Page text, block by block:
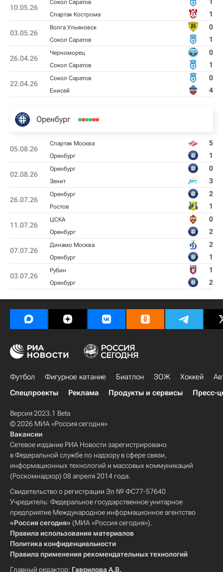
10.05.26
Сокол Саратов
Спартак Кострома 1
03.05.26
Волга Ульяновск 0
Сокол Саратов 1
26.04.26
Черноморец 0
Сокол Саратов 1
22.04.26
Сокол Саратов 0
Енисей 4
Оренбург
05.08.26
Спартак Москва 5
Оренбург 1
02.08.26
Оренбург 0
Зенит 3
26.07.26
Оренбург 2
Ростов 1
11.07.26
ЦСКА 0
Оренбург 2
07.07.26
Динамо Москва 2
Оренбург 1
03.07.26
Рубин 1
Оренбург 2
Футбол Фигурное катание Биатлон ЗОЖ Хоккей
Спецпроекты
Реклама Продукты и сервисы Пресс-
Версия 2023.1 Beta
© 2026 МИА «Россия сегодня»
Вакансии
Сетевое издание РИА Новости зарегистрировано
в Федеральной службе по надзору в сфере связи,
информационных технологий и массовых коммуникаций
(Роскомнадзор) 08 апреля 2014 года.
Свидетельство о регистрации Эл № ФС77-57640
Учредитель: Федеральное государственное унитарное
предприятие Международное информационное агентство
«Россия сегодня» (МИА «Россия сегодня»).
Правила использования материалов
Политика конфиденциальности
Правила применения рекомендательных технологий
Главный редактор: Гаврилова А.В.